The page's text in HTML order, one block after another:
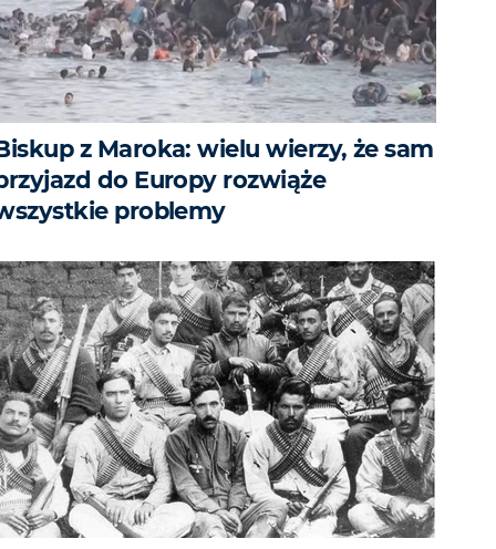
z Maroka: wielu wierzy, że sam
do Europy rozwiąże
problemy